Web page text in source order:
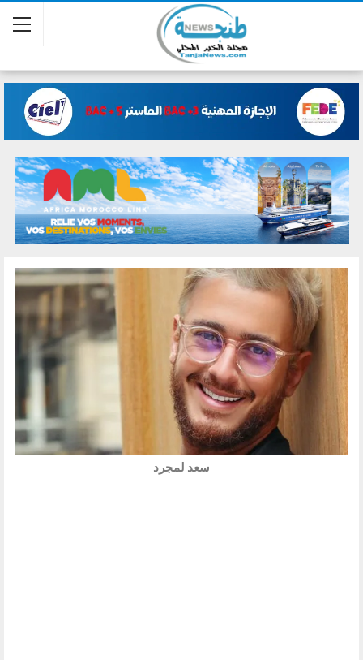
سعد لمجرد